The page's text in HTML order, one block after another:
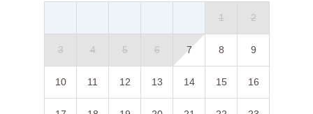
1 2
3 4 5 6 7 8 9
10 11 12 13 14 15 16